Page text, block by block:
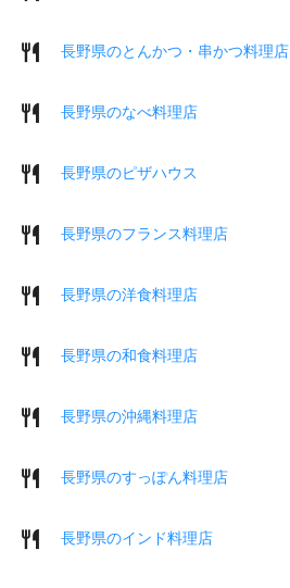
長野県のとんかつ・串かつ料理店
長野県のなべ料理店
長野県のピザハウス
長野県のフランス料理店
長野県の洋食料理店
長野県の和食料理店
長野県の沖縄料理店
長野県のすっぽん料理店
長野県のインド料理店